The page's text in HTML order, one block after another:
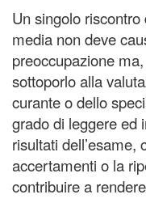
Un singolo
media non deve
preoccupazione
sottoporlo alla
curante o dello
grado di leggere ed
risultati dell’esame,
accertamenti o la
contribuire a